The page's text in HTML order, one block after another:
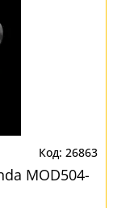
26863
MOD504-